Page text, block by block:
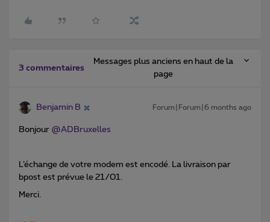
3 commentaires
Messages plus anciens en haut de la
page
Benjamin B Forum|Forum|6 months ago
Bonjour ​ @ADBruxelles
L’échange de votre modem est encodé. La livraison par
bpost est prévue le 21/01.
Merci.